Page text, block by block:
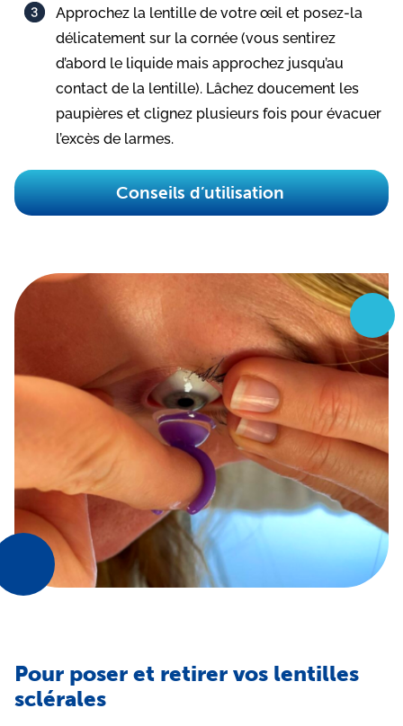
Approchez la lentille de votre œil et posez-la
délicatement sur la cornée (vous sentirez
d’abord le liquide mais approchez jusqu’au
contact de la lentille). Lâchez doucement les
paupières et clignez plusieurs fois pour évacuer
l’excès de larmes.​​
Conseils d’utilisation
Pour poser et retirer vos lentilles
sclérales​